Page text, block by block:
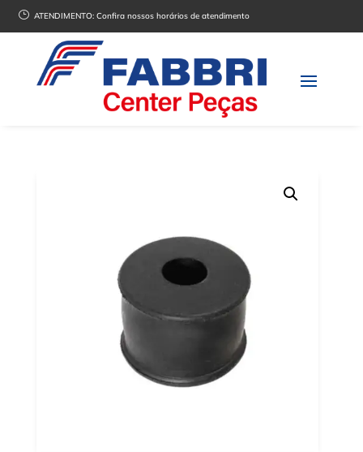
} ATENDIMENTO:Confira nossos horários de atendimento